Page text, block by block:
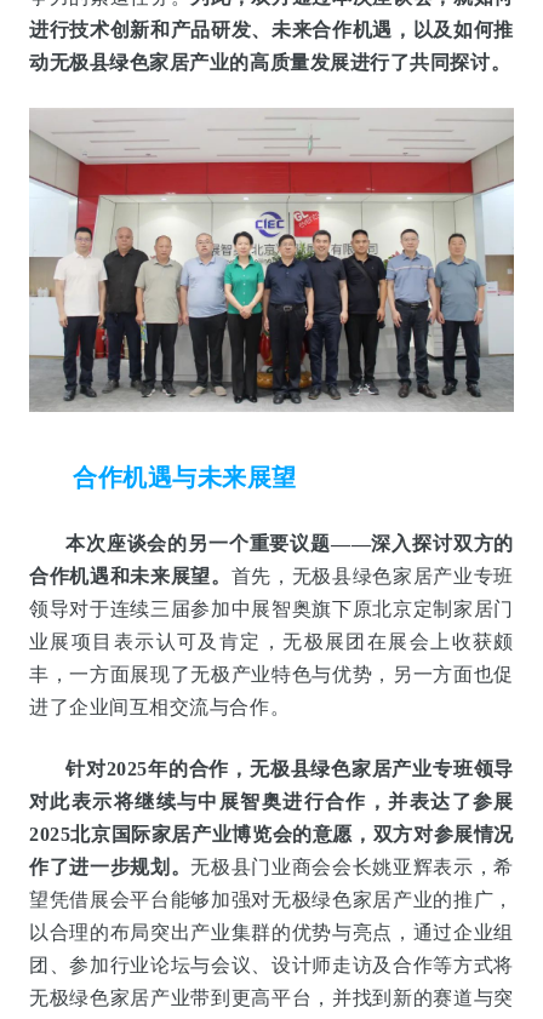
进行技术创新和产品研发、未来合作机遇，以及如何推
动无极县绿色家居产业的高质量发展进行了共同探讨。
合作机遇与未来展望
本次座谈会的另一个重要议题——深入探讨双方的
合作机遇和未来展望。 首先，无极县绿色家居产业专班
领导对于连续三届参加中展智奥旗下原北京定制家居门
业展项目表示认可及肯定，无极展团在展会上收获颇
丰，一方面展现了无极产业特色与优势，另一方面也促
进了企业间互相交流与合作。
针对2025年的合作，无极县绿色家居产业专班领导
对此表示将继续与中展智奥进行合作，并表达了参展
2025北京国际家居产业博览会的意愿，双方对参展情况
作了进一步规划。无极县门业商会会长姚亚辉表示，希
望凭借展会平台能够加强对无极绿色家居产业的推广，
以合理的布局突出产业集群的优势与亮点， 通过企业组
团、参加行业论坛与会议、设计师走访及合作等方式将
无极绿色家居产业带到更高平台，并找到新的赛道与突